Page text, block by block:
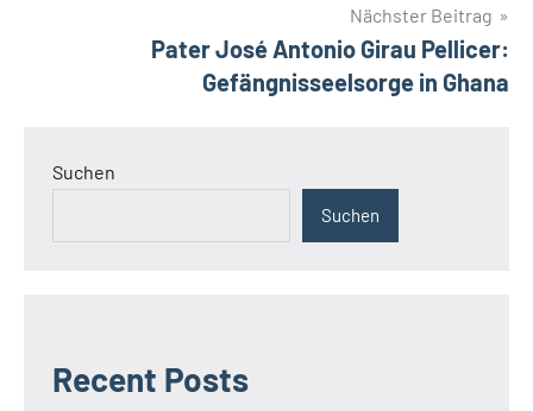
Nächster Beitrag
Pater José Antonio Girau Pellicer:
Gefängnisseelsorge in Ghana
Suchen
Suchen
Recent Posts